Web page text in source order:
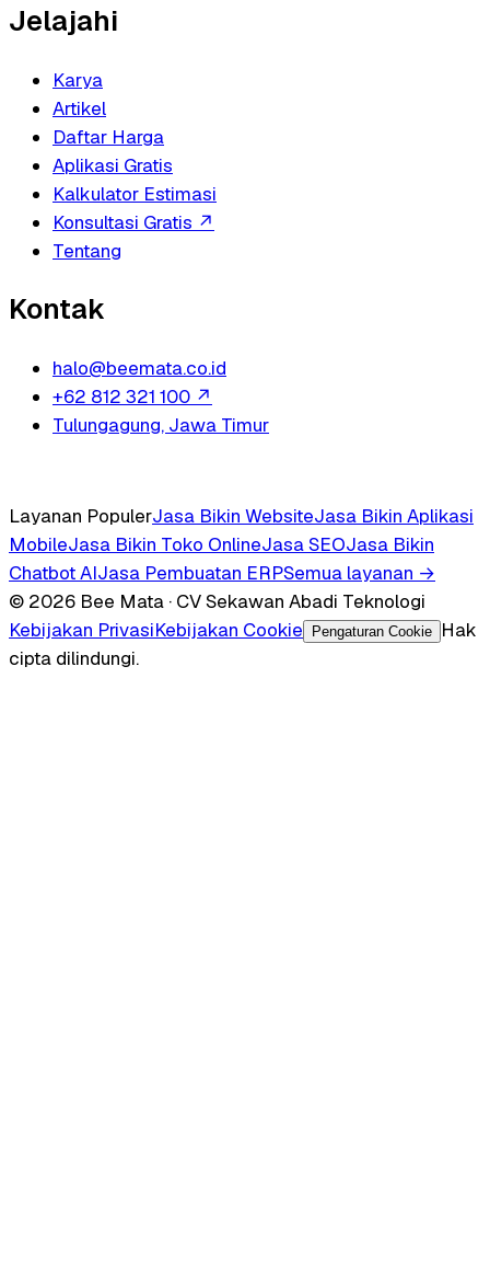
Jelajahi
Karya
Artikel
Daftar Harga
Aplikasi Gratis
Kalkulator Estimasi
Konsultasi Gratis ↗
Tentang
Kontak
halo@beemata.co.id
+62 812 321 100 ↗
Tulungagung, Jawa Timur
Layanan PopulerJasa Bikin WebsiteJasa Bikin Aplikasi
MobileJasa Bikin Toko OnlineJasa SEOJasa Bikin
Chatbot AIJasa Pembuatan ERPSemua layanan →
© 2026 Bee Mata · CV Sekawan Abadi Teknologi
Kebijakan PrivasiKebijakan Cookie Pengaturan Cookie
Hak
cipta dilindungi.